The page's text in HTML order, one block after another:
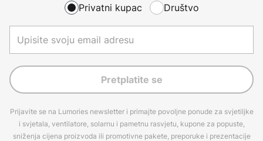
Privatni kupac Društvo
Pretplatite se
Prijavite se na Lumories newsletter i primajte povoljne ponude za svjetiljke
i svjetala, ventilatore, solarnu i pametnu rasvjetu, kupone za popuste,
sniženja cijena proizvoda ili promotivne pakete, preporuke i prezentacije